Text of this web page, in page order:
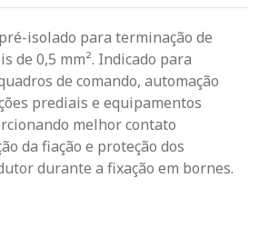
isolado para terminação de
de 0,5 mm². Indicado para
de comando, automação
prediais e equipamentos
melhor contato
da fiação e proteção dos
durante a fixação em bornes.